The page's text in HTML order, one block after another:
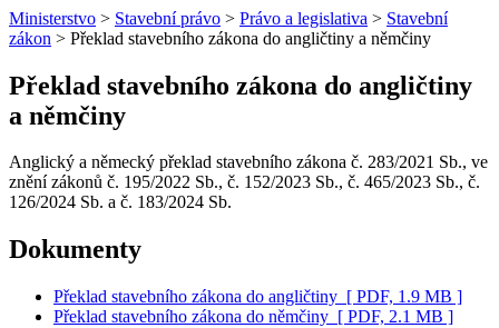
Ministerstvo > Stavební právo > Právo a legislativa > Stavební
zákon > Překlad stavebního zákona do angličtiny a němčiny
Překlad stavebního zákona do angličtiny
a němčiny
Anglický a německý překlad stavebního zákona č. 283/2021 Sb., ve
znění zákonů č. 195/2022 Sb., č. 152/2023 Sb., č. 465/2023 Sb., č.
126/2024 Sb. a č. 183/2024 Sb.
Dokumenty
Překlad stavebního zákona do angličtiny [ PDF, 1.9 MB ]
Překlad stavebního zákona do němčiny [ PDF, 2.1 MB ]